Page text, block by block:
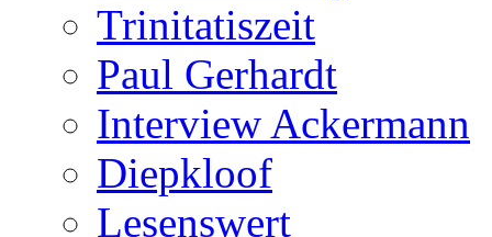
Trinitatiszeit
Paul Gerhardt
Interview Ackermann
Diepkloof
Lesenswert